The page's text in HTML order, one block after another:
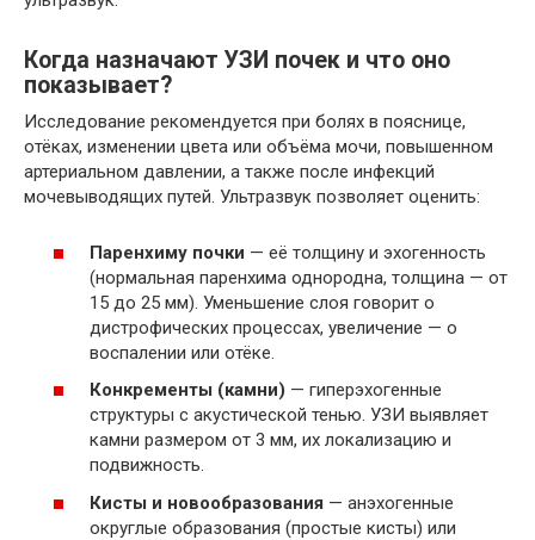
Когда назначают УЗИ почек и что оно
показывает?
Исследование рекомендуется при болях в пояснице,
отёках, изменении цвета или объёма мочи, повышенном
артериальном давлении, а также после инфекций
мочевыводящих путей. Ультразвук позволяет оценить:
Паренхиму почки — её толщину и эхогенность
(нормальная паренхима однородна, толщина — от
15 до 25 мм). Уменьшение слоя говорит о
дистрофических процессах, увеличение — о
воспалении или отёке.
Конкременты (камни) — гиперэхогенные
структуры с акустической тенью. УЗИ выявляет
камни размером от 3 мм, их локализацию и
подвижность.
Кисты и новообразования — анэхогенные
округлые образования (простые кисты) или